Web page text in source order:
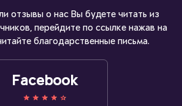
отзывы о нас Вы будете читать из
перейдите по ссылке нажав на
благодарственные письма.
Facebook